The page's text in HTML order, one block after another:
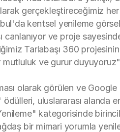
gerçekleştireceğimiz
kentsel yenileme
ve proje
Tarlabaşı 360
mutluluk ve gurur
olarak görülen ve
uluslararası alanda
kategorisinde
bir mimari yorumla